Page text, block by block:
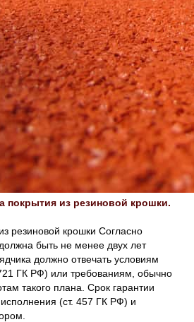
покрытия из резиновой крошки.
резиновой крошки Согласно
быть не менее двух лет
должно отвечать условиям
ГК РФ) или требованиям, обычно
такого плана. Срок гарантии
(ст. 457 ГК РФ) и